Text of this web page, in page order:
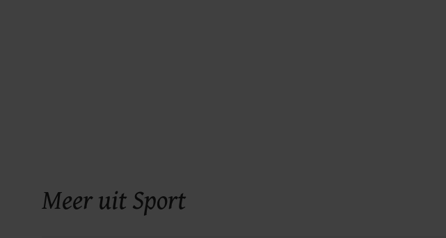
Meer uit Sport